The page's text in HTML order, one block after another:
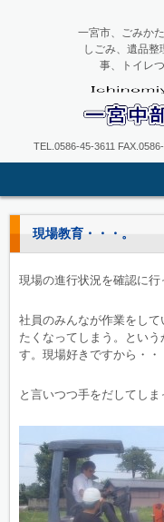
一宮中部
一宮市、ごみか
しごみ、遺品
事、トイレ
TEL.0586-45-3611
現場教育・・・。
現場の進行状況を確認に行
社員のみんなが作業をし
たくなってしまう。とい
す。現場好きですから・・
と言いつつ手をだしてしま